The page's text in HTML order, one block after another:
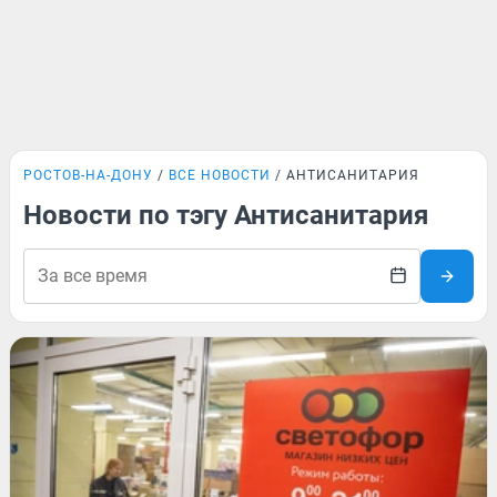
РОСТОВ-НА-ДОНУ ВСЕ НОВОСТИ АНТИСАНИТАРИЯ
Новости по тэгу Антисанитария